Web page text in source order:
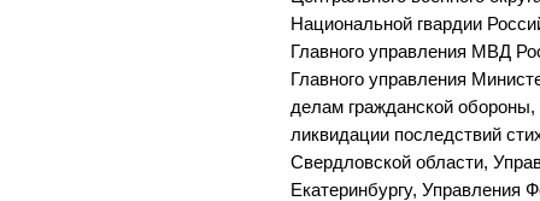
Национальной гвардии
Главного управления МВД
Главного управления
делам гражданской
ликвидации последствий
Свердловской области,
Екатеринбургу,